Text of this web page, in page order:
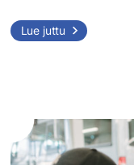
Lue juttu Uusia
vahvistuksia